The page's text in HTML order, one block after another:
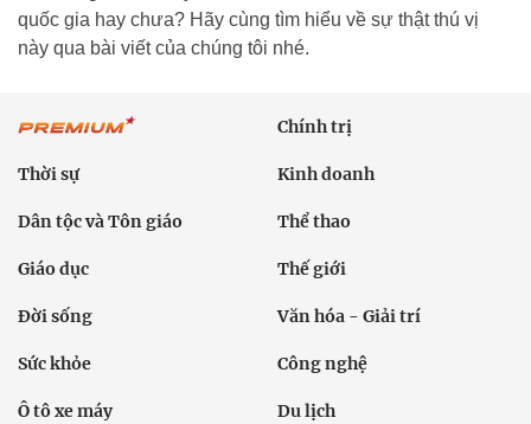
quốc gia hay chưa? Hãy cùng tìm hiểu về sự thật thú vị
này qua bài viết của chúng tôi nhé.
Chính trị
Thời sự Kinh doanh
Dân tộc và Tôn giáo Thể thao
Giáo dục Thế giới
Đời sống Văn hóa - Giải trí
Sức khỏe Công nghệ
Ô tô xe máy Du lịch